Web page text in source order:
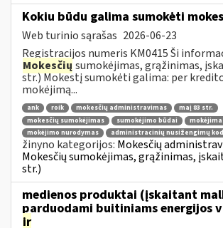
Kokiu būdu galima sumokėti
Web turinio sąrašas 2026-06-23
Registracijos numeris KM0415 Ši
Mokesčių sumokėjimas, grąžinimas,
str.) Mokestį sumokėti galima: per
mokėjimą...
ank roik mokesčių administravimas
maį 83 str.
mokesčių sumokėjimas
sumokėjimo būdai
mokėjimo nurodymas
administracinių nusižengimų
žinyno kategorijos: Mokesčių
Mokesčių sumokėjimas, grąžinimas,
str.)
medienos produktai (įskaitant
parduodami buitiniams energijos
ir